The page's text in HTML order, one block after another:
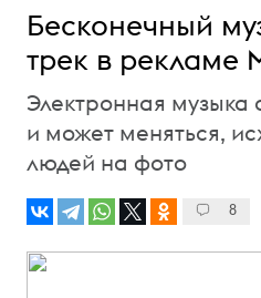
Бесконечный
трек в рекламе
Электронная музыка
и может меняться,
людей на фото
8